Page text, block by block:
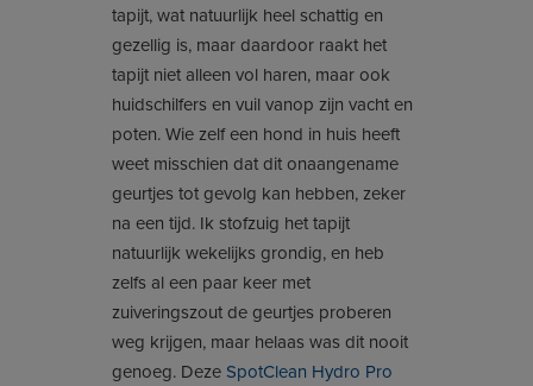
tapijt, wat natuurlijk heel schattig en
gezellig is, maar daardoor raakt het
tapijt niet alleen vol haren, maar ook
huidschilfers en vuil vanop zijn vacht en
poten. Wie zelf een hond in huis heeft
weet misschien dat dit onaangename
geurtjes tot gevolg kan hebben, zeker
na een tijd. Ik stofzuig het tapijt
natuurlijk wekelijks grondig, en heb
zelfs al een paar keer met
zuiveringszout de geurtjes proberen
weg krijgen, maar helaas was dit nooit
genoeg. Deze SpotClean Hydro Pro